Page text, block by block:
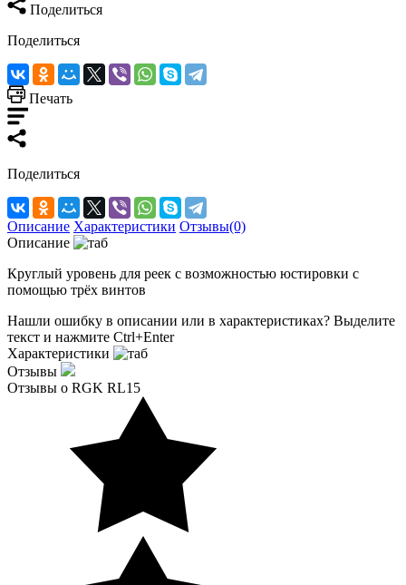
Поделиться
Поделиться
Печать
Поделиться
Описание Характеристики Отзывы(0)
Описание
Круглый уровень для реек с возможностью юстировки с
помощью трёх винтов
Нашли ошибку в описании или в характеристиках? Выделите
текст и нажмите Ctrl+Enter
Характеристики
Отзывы
Отзывы о RGK RL15